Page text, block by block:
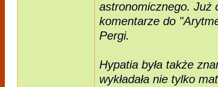
astronomicznego. Już
komentarze do
Pergi.
Hypatia była także
wykładała nie tylko